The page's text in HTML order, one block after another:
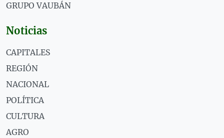
GRUPO VAUBÁN
Noticias
CAPITALES
REGIÓN
NACIONAL
POLÍTICA
CULTURA
AGRO